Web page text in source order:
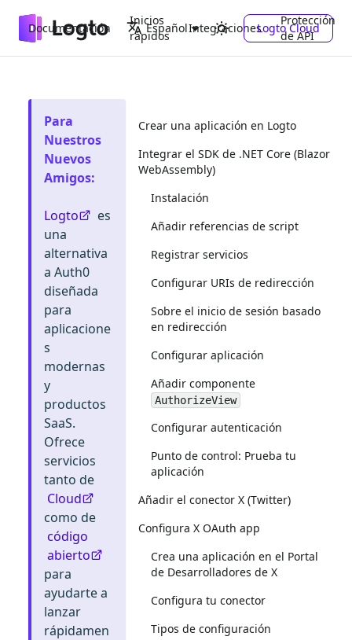
Documentación
Inicios
rápidos
Integraciones
Protección
de API
Español Logto Cloud
Para
Nuestros
Nuevos
Amigos:
Logto
es
una
alternativa
a Auth0
diseñada
para
aplicacione
s
modernas
y
productos
SaaS.
Ofrece
servicios
tanto de
Cloud
como de
código
abierto
para
ayudarte a
lanzar
rápidamen
Crear una aplicación en Logto
Integrar el SDK de .NET Core (Blazor
WebAssembly)
Instalación
Añadir referencias de script
Registrar servicios
Configurar URIs de redirección
Sobre el inicio de sesión basado
en redirección
Configurar aplicación
Añadir componente
AuthorizeView
Configurar autenticación
Punto de control: Prueba tu
aplicación
Añadir el conector X (Twitter)
Configura X OAuth app
Crea una aplicación en el Portal
de Desarrolladores de X
Configura tu conector
Tipos de configuración